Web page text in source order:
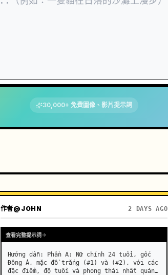
30,000+ 免費圖像、影片提示詞
作者@JOHN 2 DAYS AGO
查看完整提示詞
Hướng dẫn: Phần A: Nữ chính 24 tuổi, gốc
Đông Á, mặc đồ trắng (#1) và (#2), với các
đặc điểm, độ tuổi và phong thái nhất quán